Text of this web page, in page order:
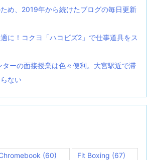
め、2019年から続けたブログの毎日更新
に！コクヨ「ハコビズ2」で仕事道具をス
ーの面接授業は色々便利。大宮駅近で滞
ない
(60) Fit Boxing (67)